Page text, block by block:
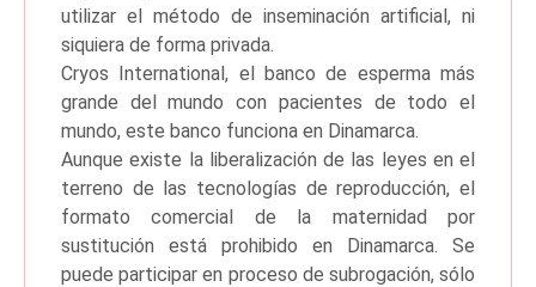
utilizar el método de inseminación artificial, ni
siquiera de forma privada.
Cryos International, el banco de esperma más
grande del mundo con pacientes de todo el
mundo, este banco funciona en Dinamarca.
Aunque existe la liberalización de las leyes en el
terreno de las tecnologías de reproducción, el
formato comercial de la maternidad por
sustitución está prohibido en Dinamarca. Se
puede participar en proceso de subrogación, sólo